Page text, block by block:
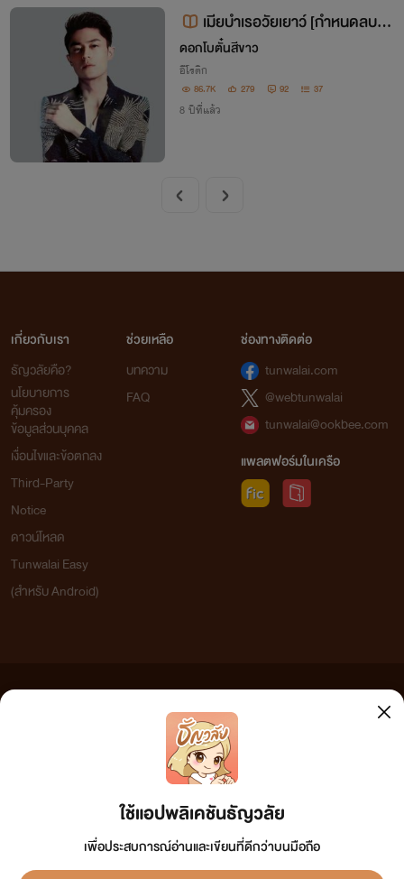
เมียบำเรอวัยเยาว์ [กำหนดลบสิ้น
เดือน - หนังสือพร้อมส่ง]
ดอกโบตั๋นสีขาว
อีโรติก
86.7K 279 92 37
8 ปีที่แล้ว
ใช้แอปพลิเคชันธัญวลัย
เพื่อประสบการณ์อ่านและเขียนที่ดีกว่าบนมือถือ
เกี่ยวกับเรา
ธัญวลัยคือ?
นโยบายการ
คุ้มครอง
ข้อมูลส่วนบุคคล
เงื่อนไขและข้อตกลง
Third-Party
Notice
ดาวน์โหลด
Tunwalai Easy
(สำหรับ Android)
ช่วยเหลือ
บทความ
FAQ
ช่องทางติดต่อ
tunwalai.com
@webtunwalai
tunwalai@ookbee.com
แพลตฟอร์มในเครือ
เว็บไซต์แห่งนี้ไม่ได้เห็นด้วยและไม่ขอรับผิดชอบต่อข้อความใดๆ ทั้งสิ้น ดังนั้นผู้อ่านทุกท่านโปรดใช้
วิจารณญาณในการกลั่นกรองด้วยตนเอง และหากท่านพบข้อความใดๆ ที่ขัดต่อกฎหมายและศีลธรรม
กรุณาแจ้งมาที่ tunwalai@ookbee.com เพื่อทีมงานจะได้ดำเนินการในทันที ทั้งนี้ ทางเว็บไซต์ขอสงวน
ลิขสิทธิ์ตามพระราชบัญญัติลิขสิทธิ์ (ฉบับเพิ่มเติม) พ.ศ.2558